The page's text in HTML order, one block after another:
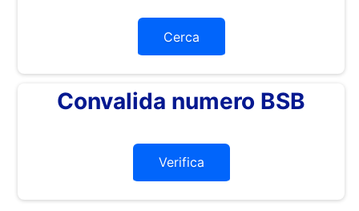
Cerca
Convalida numero BSB
Verifica